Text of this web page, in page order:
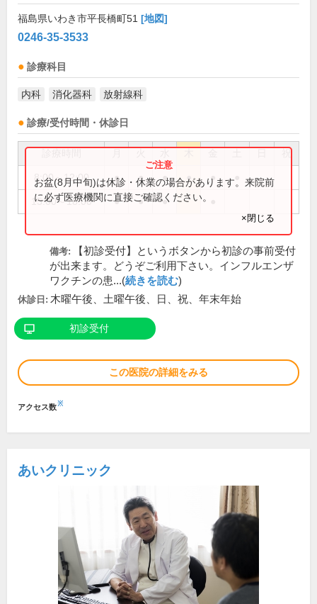
福島県いわき市平長橋町51 [地図]
0246-35-3533
診療科目
内科 消化器科 放射線科
診療/受付時間・休診日
祝
8:00～12:00 ● ● ● ● ●
15:00～18:00 ● ● ●
お盆(8月中旬)は休診・休業の場合があります。来院前
に必ず医療機関に直接ご確認ください。
×閉じる
備考:
【初診受付】というボタンから初診の事前受付
が出来ます。どうぞご利用下さい。インフルエンザ
ワクチンの患...(続きを読む)
休診日: 木曜午後、土曜午後、日、祝、年末年始
初診受付
この医院の詳細をみる
アクセス数※
あいクリニック